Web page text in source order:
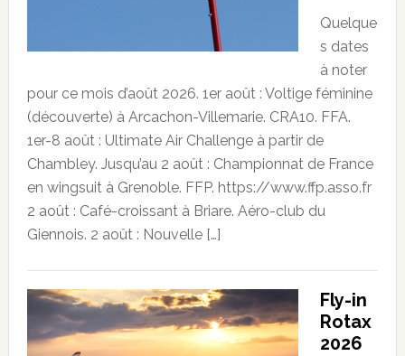
Quelque
s dates
à noter
pour ce mois d’août 2026. 1er août : Voltige féminine
(découverte) à Arcachon-Villemarie. CRA10. FFA.
1er-8 août : Ultimate Air Challenge à partir de
Chambley. Jusqu’au 2 août : Championnat de France
en wingsuit à Grenoble. FFP. https://www.ffp.asso.fr
2 août : Café-croissant à Briare. Aéro-club du
Giennois. 2 août : Nouvelle […]
Fly-in
Rotax
2026